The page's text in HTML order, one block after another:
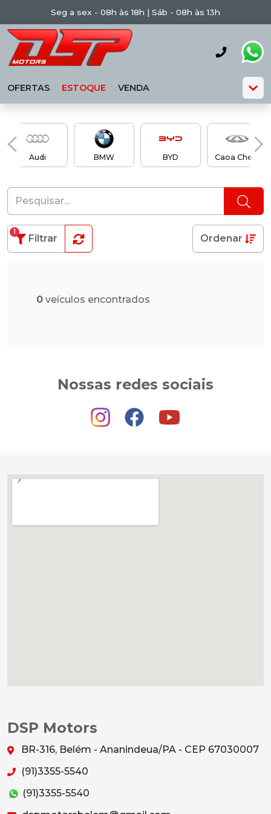
Seg a sex - 08h às 18h | Sáb - 08h às 13h
OFERTAS ESTOQUE VENDA
Audi BMW BYD Caoa Chery
Filtrar
1
Ordenar
0 veículos encontrados
Nossas redes sociais
DSP Motors
BR-316, Belém - Ananindeua/PA - CEP 67030007
(91)3355-5540
(91)3355-5540